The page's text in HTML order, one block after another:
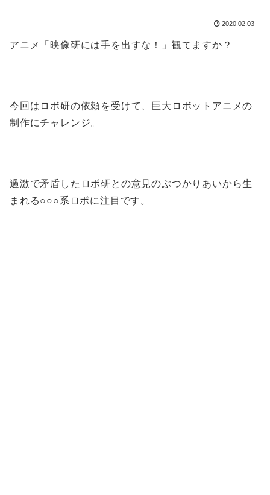
2020.02.03
アニメ「映像研には手を出すな！」観てますか？
今回はロボ研の依頼を受けて、巨大ロボットアニメの
制作にチャレンジ。
過激で矛盾したロボ研との意見のぶつかりあいから生
まれる○○○系ロボに注目です。